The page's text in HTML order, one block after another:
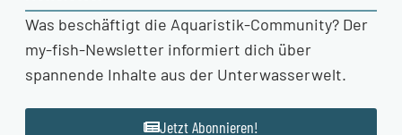
Was beschäftigt die Aquaristik-Community? Der
my-fish-Newsletter informiert dich über
spannende Inhalte aus der Unterwasserwelt.
Jetzt Abonnieren!